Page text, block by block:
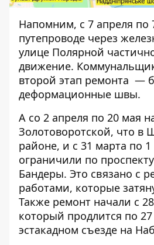
Напомним, с 7 апреля по
путепроводе через
улице Полярной
движение.
второй этап ремонта —
деформационные швы.
А со 2 апреля по 20 мая
Золотоворотской, что в
районе, и с 31 марта по
ограничили по
Бандеры. Это связано с
работами, которые
Также ремонт начали с
который продлится по
эстакадном съезде на